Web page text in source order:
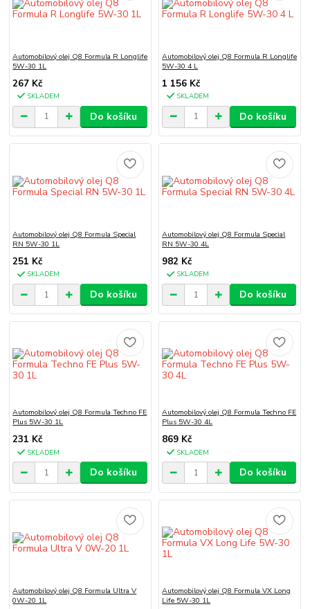
Automobilový olej Q8 Formula R Longlife
5W-30 1L
267 Kč
SKLADEM
Do košíku
Automobilový olej Q8 Formula R Longlife
5W-30 4 L
1 156 Kč
SKLADEM
Do košíku
Automobilový olej Q8 Formula Special
RN 5W-30 1L
251 Kč
SKLADEM
Do košíku
Automobilový olej Q8 Formula Special
RN 5W-30 4L
982 Kč
SKLADEM
Do košíku
Automobilový olej Q8 Formula Techno FE
Plus 5W-30 1L
231 Kč
SKLADEM
Do košíku
Automobilový olej Q8 Formula Techno FE
Plus 5W-30 4L
869 Kč
SKLADEM
Do košíku
Automobilový olej Q8 Formula Ultra V
0W-20 1L
Automobilový olej Q8 Formula VX Long
Life 5W-30 1L